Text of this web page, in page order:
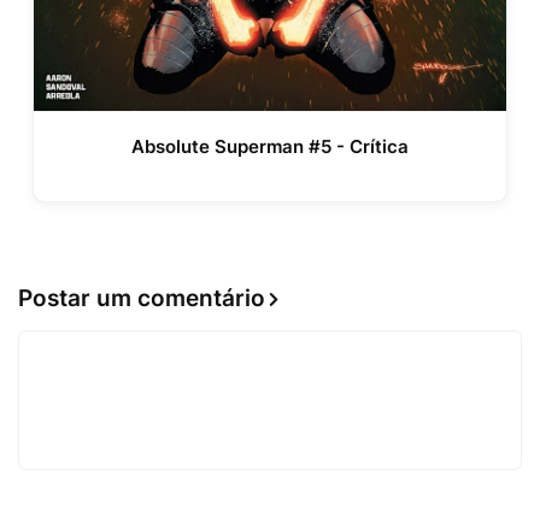
Absolute Superman #5 - Crítica
Postar um comentário